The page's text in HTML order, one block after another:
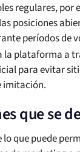
regulares, por
posiciones
períodos de
la plataforma a
para evitar
imitación.
que se
lo que puede